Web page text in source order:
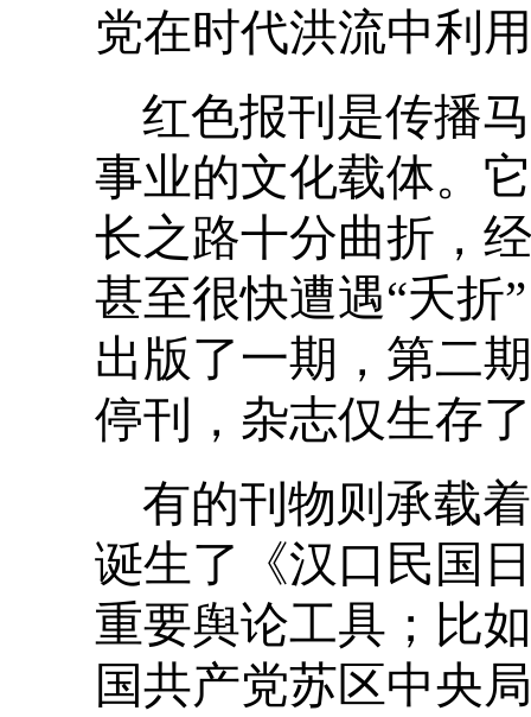
党在时代洪流中利
红色报刊是传播
事业的文化载体。
长之路十分曲折，
甚至很快遭遇“夭折
出版了一期，第二
停刊，杂志仅生存
有的刊物则承载
诞生了《汉口民国
重要舆论工具；比
国共产党苏区中央